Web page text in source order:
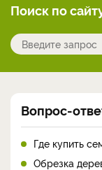
Поиск по
Вопрос-
Где купить
Обрезка